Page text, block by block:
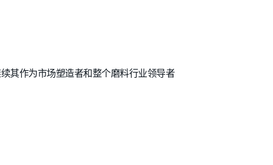
其作为市场塑造者和整个磨料行业领导者